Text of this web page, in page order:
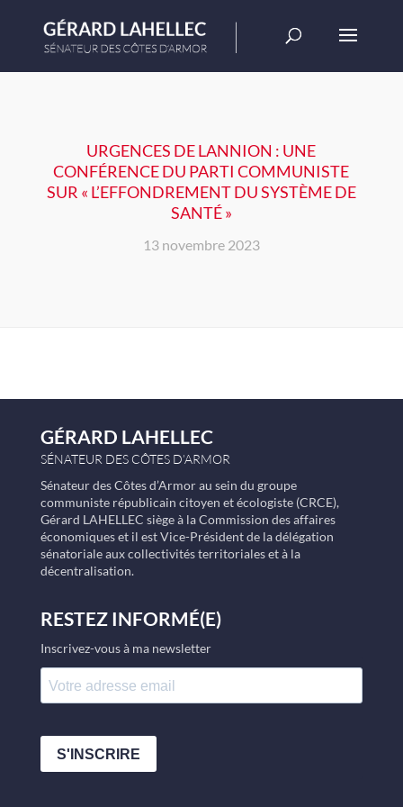
URGENCES DE LANNION : UNE
CONFÉRENCE DU PARTI COMMUNISTE
SUR « L’EFFONDREMENT DU SYSTÈME DE
SANTÉ »
13 novembre 2023
GÉRARD LAHELLEC
SÉNATEUR DES CÔTES D’ARMOR
Sénateur des Côtes d’Armor au sein du groupe
communiste républicain citoyen et écologiste (CRCE),
Gérard LAHELLEC siège à la Commission des affaires
économiques et il est Vice-Président de la délégation
sénatoriale aux collectivités territoriales et à la
décentralisation.
RESTEZ INFORMÉ(E)
Inscrivez-vous à ma newsletter
S'INSCRIRE